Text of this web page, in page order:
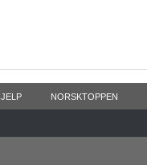
NORSKTOPPEN